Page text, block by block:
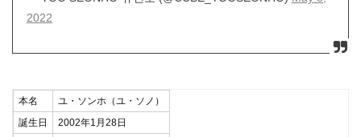
2022
本名
ユ・ソンホ（ユ・ソノ）
誕生日
2002年1月28日